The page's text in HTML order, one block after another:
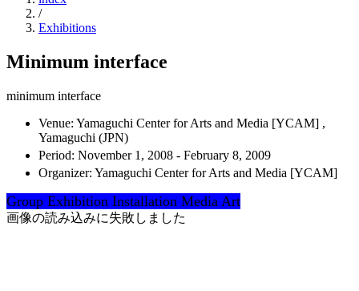
/
Exhibitions
Minimum interface
minimum interface
Venue: Yamaguchi Center for Arts and Media [YCAM] ,
Yamaguchi (JPN)
Period: November 1, 2008 - February 8, 2009
Organizer: Yamaguchi Center for Arts and Media [YCAM]
Group Exhibition Installation Media Art
画像の読み込みに失敗しました